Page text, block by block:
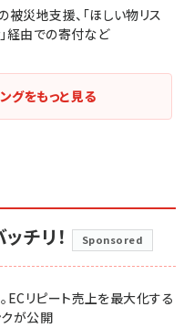
災地支援、「ほしい物リス
経由での寄付など
グをもっと見る
チリ！ Sponsored
ECリピート売上を最大化する
クが公開